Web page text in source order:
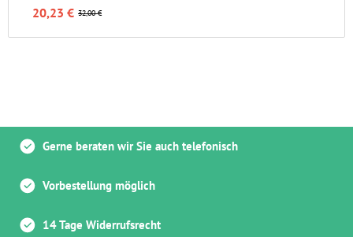
32,00 €
20,23 €
Gerne beraten wir Sie auch telefonisch
Vorbestellung möglich
14 Tage Widerrufsrecht